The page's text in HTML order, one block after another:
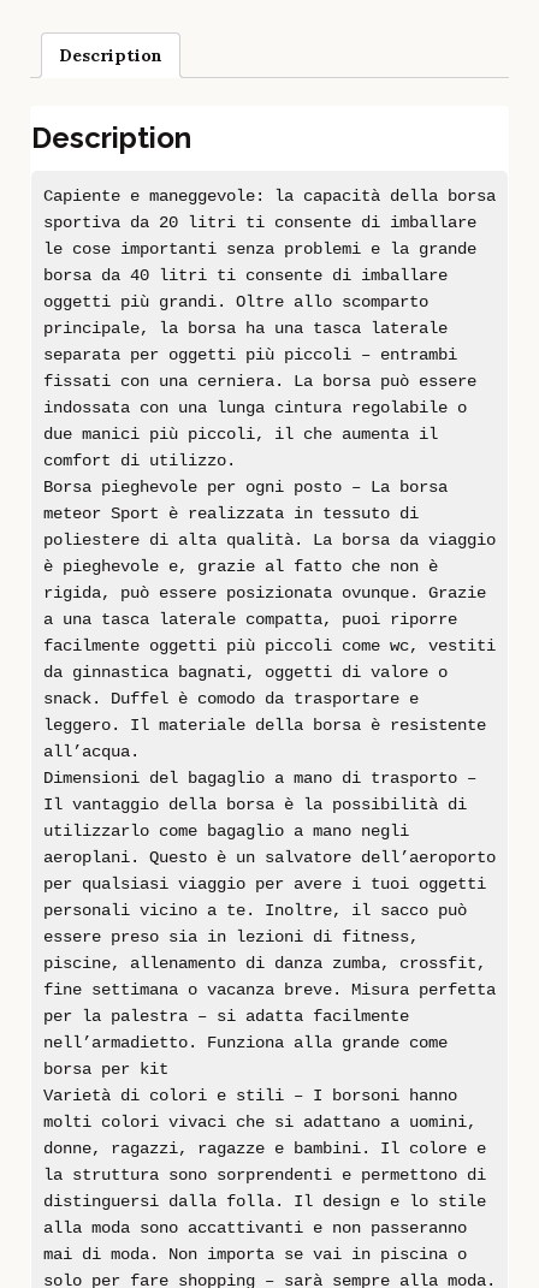
Description
Description
Capiente e maneggevole: la capacità della borsa
sportiva da 20 litri ti consente di imballare
le cose importanti senza problemi e la grande
borsa da 40 litri ti consente di imballare
oggetti più grandi. Oltre allo scomparto
principale, la borsa ha una tasca laterale
separata per oggetti più piccoli – entrambi
fissati con una cerniera. La borsa può essere
indossata con una lunga cintura regolabile o
due manici più piccoli, il che aumenta il
comfort di utilizzo.
Borsa pieghevole per ogni posto – La borsa
meteor Sport è realizzata in tessuto di
poliestere di alta qualità. La borsa da viaggio
è pieghevole e, grazie al fatto che non è
rigida, può essere posizionata ovunque. Grazie
a una tasca laterale compatta, puoi riporre
facilmente oggetti più piccoli come wc, vestiti
da ginnastica bagnati, oggetti di valore o
snack. Duffel è comodo da trasportare e
leggero. Il materiale della borsa è resistente
all’acqua.
Dimensioni del bagaglio a mano di trasporto –
Il vantaggio della borsa è la possibilità di
utilizzarlo come bagaglio a mano negli
aeroplani. Questo è un salvatore dell’aeroporto
per qualsiasi viaggio per avere i tuoi oggetti
personali vicino a te. Inoltre, il sacco può
essere preso sia in lezioni di fitness,
piscine, allenamento di danza zumba, crossfit,
fine settimana o vacanza breve. Misura perfetta
per la palestra – si adatta facilmente
nell’armadietto. Funziona alla grande come
borsa per kit
Varietà di colori e stili – I borsoni hanno
molti colori vivaci che si adattano a uomini,
donne, ragazzi, ragazze e bambini. Il colore e
la struttura sono sorprendenti e permettono di
distinguersi dalla folla. Il design e lo stile
alla moda sono accattivanti e non passeranno
mai di moda. Non importa se vai in piscina o
solo per fare shopping – sarà sempre alla moda.